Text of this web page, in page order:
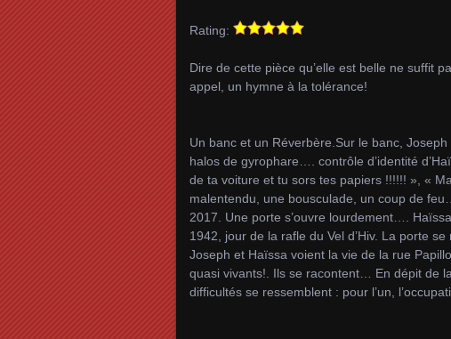
Rating:
Dire de cette pièce qu’elle est belle ne suffit
appel, un hymne à la tolérance!
Un banc et un Réverbère.Sur le banc,
halos de gyrophare…. contrôle d’identité
de ta voiture et tu sors tes papiers !!!!!! », «
malentendu, une bousculade, un coup de
2017. Une porte s’ouvre lourdement….
1942, jour de la rafle du Vel d’Hiv. La porte
Joseph et Haïssa voient la vie de la rue
quasi vivants!. Ils se racontent… En dépit de
difficultés se ressemblent : pour l’un,